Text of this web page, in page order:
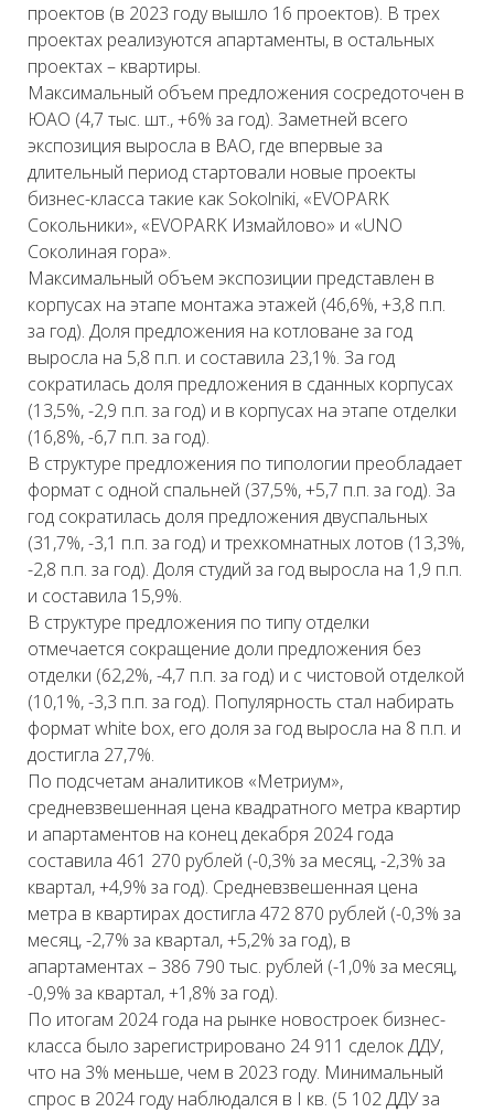
проектов (в 2023 году вышло 16 проектов). В трех
проектах реализуются апартаменты, в остальных
проектах – квартиры.
Максимальный объем предложения сосредоточен в
ЮАО (4,7 тыс. шт., +6% за год). Заметней всего
экспозиция выросла в ВАО, где впервые за
длительный период стартовали новые проекты
бизнес-класса такие как Sokolniki, «EVOPARK
Сокольники», «EVOPARK Измайлово» и «UNO
Соколиная гора».
Максимальный объем экспозиции представлен в
корпусах на этапе монтажа этажей (46,6%, +3,8 п.п.
за год). Доля предложения на котловане за год
выросла на 5,8 п.п. и составила 23,1%. За год
сократилась доля предложения в сданных корпусах
(13,5%, -2,9 п.п. за год) и в корпусах на этапе отделки
(16,8%, -6,7 п.п. за год).
В структуре предложения по типологии преобладает
формат с одной спальней (37,5%, +5,7 п.п. за год). За
год сократилась доля предложения двуспальных
(31,7%, -3,1 п.п. за год) и трехкомнатных лотов (13,3%,
-2,8 п.п. за год). Доля студий за год выросла на 1,9 п.п.
и составила 15,9%.
В структуре предложения по типу отделки
отмечается сокращение доли предложения без
отделки (62,2%, -4,7 п.п. за год) и с чистовой отделкой
(10,1%, -3,3 п.п. за год). Популярность стал набирать
формат white box, его доля за год выросла на 8 п.п. и
достигла 27,7%.
По подсчетам аналитиков «Метриум»,
средневзвешенная цена квадратного метра квартир
и апартаментов на конец декабря 2024 года
составила 461 270 рублей (-0,3% за месяц, -2,3% за
квартал, +4,9% за год). Средневзвешенная цена
метра в квартирах достигла 472 870 рублей (-0,3% за
месяц, -2,7% за квартал, +5,2% за год), в
апартаментах – 386 790 тыс. рублей (-1,0% за месяц,
-0,9% за квартал, +1,8% за год).
По итогам 2024 года на рынке новостроек бизнес-
класса было зарегистрировано 24 911 сделок ДДУ,
что на 3% меньше, чем в 2023 году. Минимальный
спрос в 2024 году наблюдался в I кв. (5 102 ДДУ за